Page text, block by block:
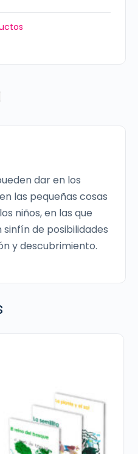
dar en los
las pequeñas cosas
niños, en las que
de posibilidades
y descubrimiento.